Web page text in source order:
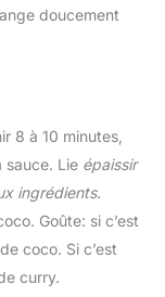
doucement
8 à 10 minutes,
sauce. Lie épaissir
ingrédients.
Goûte: si c’est
coco. Si c’est
curry.